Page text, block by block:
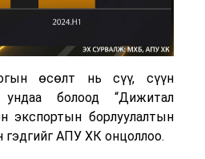
өсөлт нь сүү, сүүн
ундаа болоод “Дижитал
экспортын борлуулалтын
гэдгийг АПУ ХК онцоллоо.